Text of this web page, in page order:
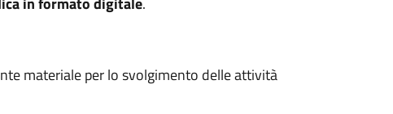
materiale per lo svolgimento delle attività